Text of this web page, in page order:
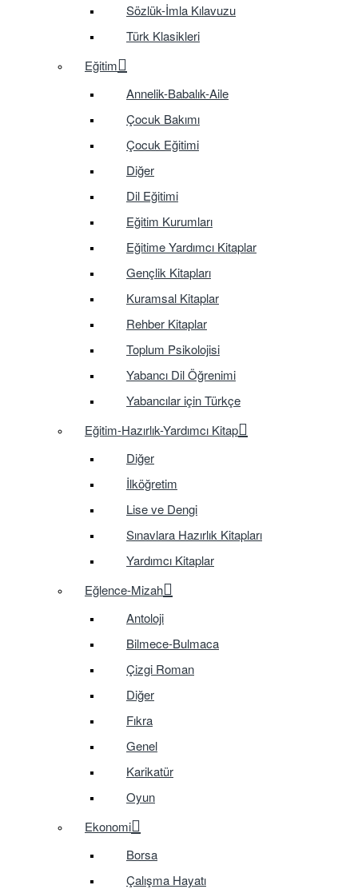
Sözlük-İmla Kılavuzu
Türk Klasikleri
Eğitim
Annelik-Babalık-Aile
Çocuk Bakımı
Çocuk Eğitimi
Diğer
Dil Eğitimi
Eğitim Kurumları
Eğitime Yardımcı Kitaplar
Gençlik Kitapları
Kuramsal Kitaplar
Rehber Kitaplar
Toplum Psikolojisi
Yabancı Dil Öğrenimi
Yabancılar için Türkçe
Eğitim-Hazırlık-Yardımcı Kitap
Diğer
İlköğretim
Lise ve Dengi
Sınavlara Hazırlık Kitapları
Yardımcı Kitaplar
Eğlence-Mizah
Antoloji
Bilmece-Bulmaca
Çizgi Roman
Diğer
Fıkra
Genel
Karikatür
Oyun
Ekonomi
Borsa
Çalışma Hayatı